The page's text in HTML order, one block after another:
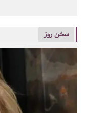
سخن روز